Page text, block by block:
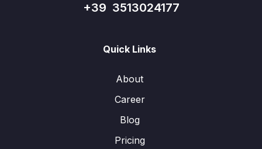
+39 3513024177
Quick Links
About
Career
Blog
Pricing